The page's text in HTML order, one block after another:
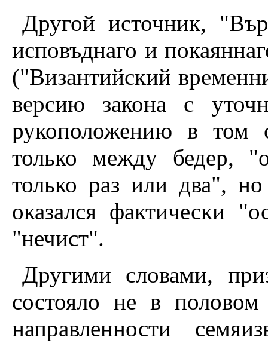
Другой источник,
исповъднаго и
("Византийский
версию закона с
рукоположению в том
только между бедер,
только раз или два",
оказался фактически
"нечист".
Другими словами,
состояло не в
направленности